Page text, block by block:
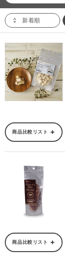
新着順
商品比較リスト
商品比較リスト